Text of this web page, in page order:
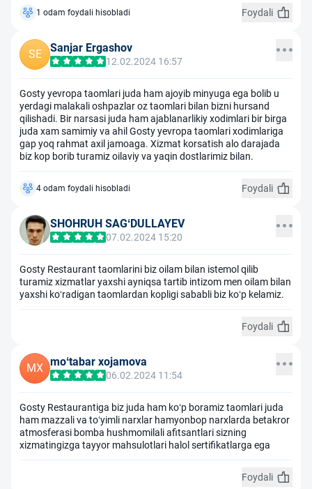
Foydali
1 odam foydali hisobladi
SE Sanjar Ergashov
12.02.2024 16:57
Gosty yevropa taomlari juda ham ajoyib minyuga ega bolib u
yerdagi malakali oshpazlar oz taomlari bilan bizni hursand
qilishadi. Bir narsasi juda ham ajablanarlikiy xodimlari bir birga
juda xam samimiy va ahil Gosty yevropa taomlari xodimlariga
gap yoq rahmat axil jamoaga. Xizmat korsatish alo darajada
biz kop borib turamiz oilaviy va yaqin dostlarimiz bilan.
Foydali
4 odam foydali hisobladi
SHOHRUH SAGʻDULLAYEV
07.02.2024 15:20
Gosty Restaurant taomlarini biz oilam bilan istemol qilib
turamiz xizmatlar yaxshi ayniqsa tartib intizom men oilam bilan
yaxshi koʻradigan taomlardan kopligi sababli biz koʻp kelamiz.
Foydali
MX moʻtabar xojamova
06.02.2024 11:54
Gosty Restaurantiga biz juda ham koʻp boramiz taomlari juda
ham mazzali va toʻyimli narxlar hamyonbop narxlarda betakror
atmosferasi bomba hushmomilali afitsantlari sizning
xizmatingizga tayyor mahsulotlari halol sertifikatlarga ega
Foydali